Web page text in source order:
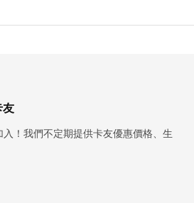
友
！我們不定期提供卡友優惠價格、生